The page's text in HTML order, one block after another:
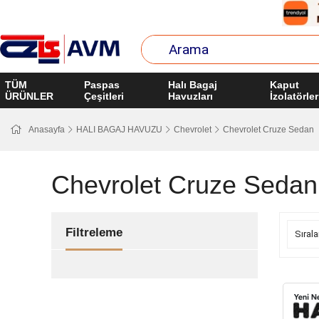
TÜM
ÜRÜNLER
Paspas
Çeşitleri
Halı Bagaj
Havuzları
Kaput
Anasayfa HALI BAGAJ HAVUZU Chevrolet Chevrolet Cruze Sedan
Chevrolet Cruze Sedan
Filtreleme